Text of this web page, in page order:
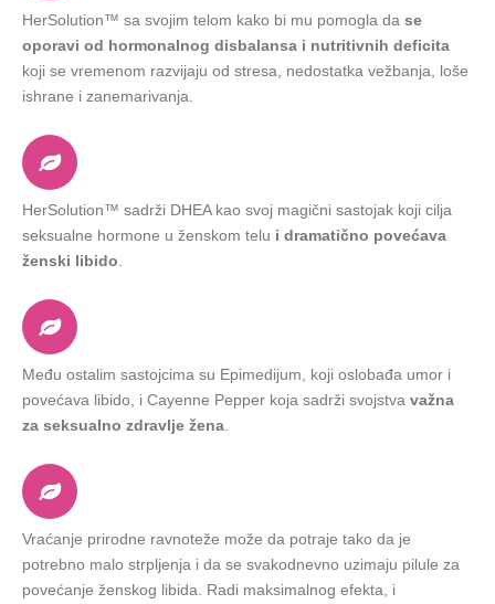
HerSolution™ sa svojim telom kako bi mu pomogla da se
oporavi od hormonalnog disbalansa i nutritivnih deficita
koji se vremenom razvijaju od stresa, nedostatka vežbanja, loše
ishrane i zanemarivanja.
HerSolution™ sadrži DHEA kao svoj magični sastojak koji cilja
seksualne hormone u ženskom telu i dramatično povećava
ženski libido
Među ostalim sastojcima su Epimedijum, koji oslobađa umor i
povećava libido, i Cayenne Pepper koja sadrži svojstva važna
za seksualno zdravlje žena
Vraćanje prirodne ravnoteže može da potraje tako da je
potrebno malo strpljenja i da se svakodnevno uzimaju pilule za
povećanje ženskog libida. Radi maksimalnog efekta, i